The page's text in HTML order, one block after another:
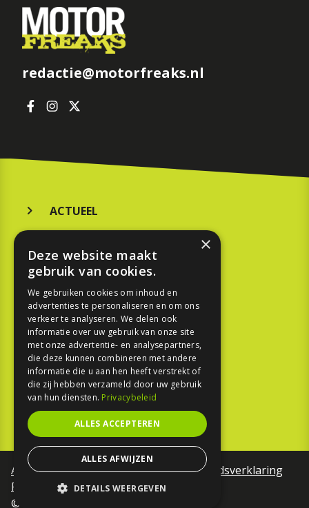
redactie@motorfreaks.nl
ACTUEEL
KOOPGIDS
TESTEN
SPORT
REPORTAGE
TOUREN
NIEUWSBRIEF
Algemene voorwaardenToegankelijkheidsverklaring
Privacy Policy
©Motorfreaks 2026
×
Deze website maakt
gebruik van cookies.
We gebruiken cookies om inhoud en
advertenties te personaliseren en om ons
verkeer te analyseren. We delen ook
informatie over uw gebruik van onze site
met onze advertentie- en analysepartners,
die deze kunnen combineren met andere
informatie die u aan hen heeft verstrekt of
die zij hebben verzameld door uw gebruik
van hun diensten. Privacybeleid
ALLES ACCEPTEREN
ALLES AFWIJZEN
DETAILS WEERGEVEN